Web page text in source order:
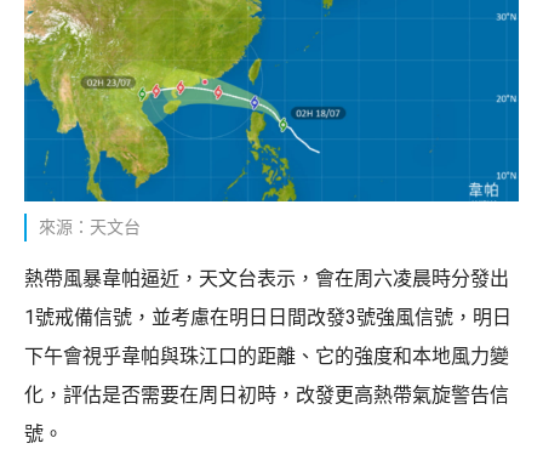
來源：天文台
熱帶風暴韋帕逼近，天文台表示，會在周六凌晨時分發出
1號戒備信號，並考慮在明日日間改發3號強風信號，明日
下午會視乎韋帕與珠江口的距離、它的強度和本地風力變
化，評估是否需要在周日初時，改發更高熱帶氣旋警告信
號。